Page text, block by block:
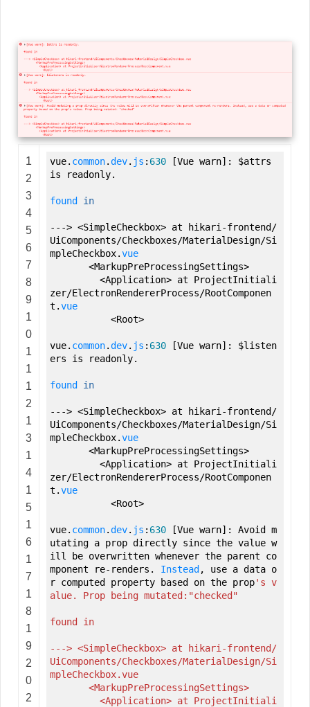
1
2
3
4
5
6
7
8
9
1
0
1
1
1
2
1
3
1
4
1
5
1
6
1
7
1
8
1
9
2
0
2
vue. common.dev. js : 630 [Vue warn] :
$attrs
is readonly.
found in
---> <SimpleCheckbox> at hikari -frontend /
UiComponents/Checkboxes/MaterialDesign/Si
mpleCheckbox.vue
<MarkupPreProcessingSettings>
<Application> at ProjectInitiali
zer/ElectronRendererProcess/RootComponen
t.vue
<Root>
vue. common.dev. js : 630 [Vue warn] :
$listen
ers is readonly.
found in
---> <SimpleCheckbox> at hikari -frontend /
UiComponents/Checkboxes/MaterialDesign/Si
mpleCheckbox.vue
<MarkupPreProcessingSettings>
<Application> at ProjectInitiali
zer/ElectronRendererProcess/RootComponen
t.vue
<Root>
vue. common.dev. js : 630 [Vue warn] :
Avoid m
utating a prop directly since the value w
ill be overwritten whenever the parent co
mponent re- renders. Instead ,
use a data o
r computed property based on the prop's v
alue. Prop being mutated:"checked"
found in
---> <SimpleCheckbox> at hikari-frontend/
UiComponents/Checkboxes/MaterialDesign/Si
mpleCheckbox.vue
<MarkupPreProcessingSettings>
<Application> at ProjectInitiali